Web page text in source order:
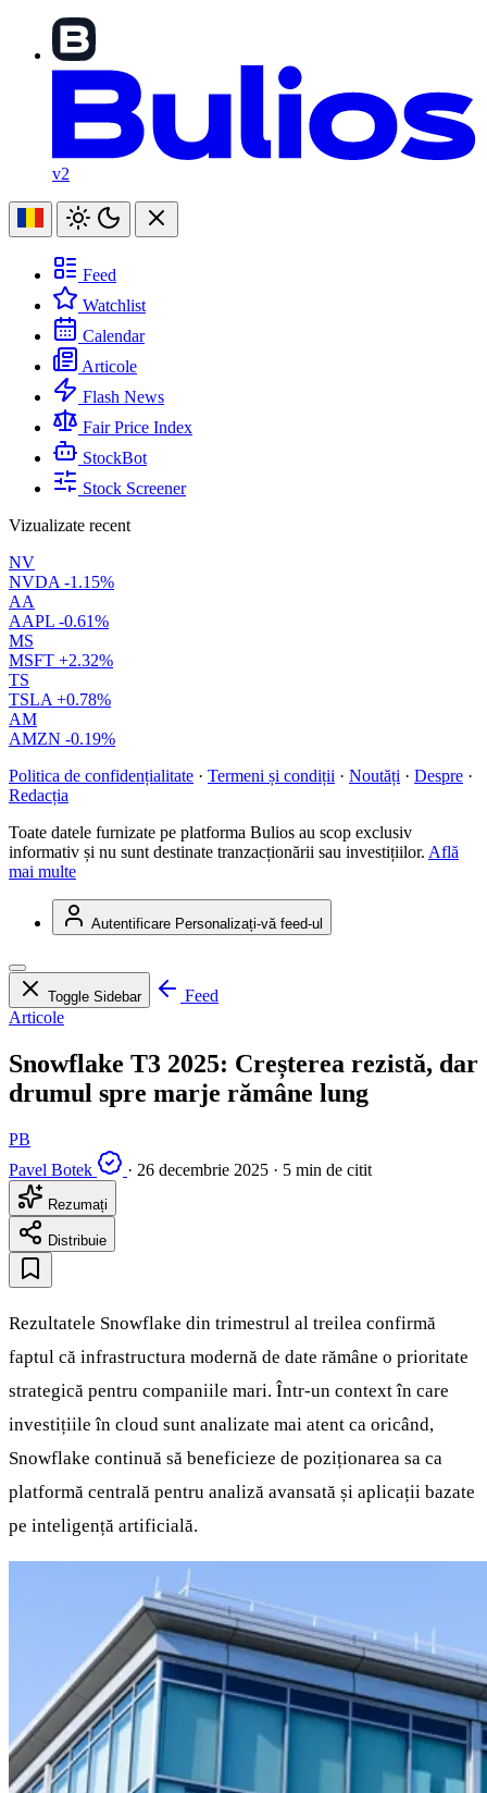
v2
Feed
Watchlist
Calendar
Articole
Flash News
Fair Price Index
StockBot
Stock Screener
Vizualizate recent
NV
NVDA -1.15%
AA
AAPL -0.61%
MS
MSFT +2.32%
TS
TSLA +0.78%
AM
AMZN -0.19%
Politica de confidențialitate · Termeni și condiții · Noutăți · Despre ·
Redacția
Toate datele furnizate pe platforma Bulios au scop exclusiv
informativ și nu sunt destinate tranzacționării sau investițiilor. Află
mai multe
Autentificare Personalizați-vă feed-ul
Toggle Sidebar
Feed
Articole
Snowflake T3 2025: Creșterea rezistă, dar
drumul spre marje rămâne lung
PB
Pavel Botek
· 26 decembrie 2025 · 5 min de citit
Rezumați
Distribuie
Rezultatele Snowflake din trimestrul al treilea confirmă
faptul că infrastructura modernă de date rămâne o prioritate
strategică pentru companiile mari. Într-un context în care
investițiile în cloud sunt analizate mai atent ca oricând,
Snowflake continuă să beneficieze de poziționarea sa ca
platformă centrală pentru analiză avansată și aplicații bazate
pe inteligență artificială.